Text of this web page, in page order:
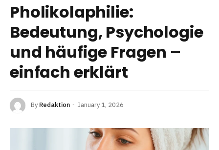
Pholikolaphilie:
Bedeutung, Psychologie
und häufige Fragen –
einfach erklärt
By Redaktion January 1, 2026